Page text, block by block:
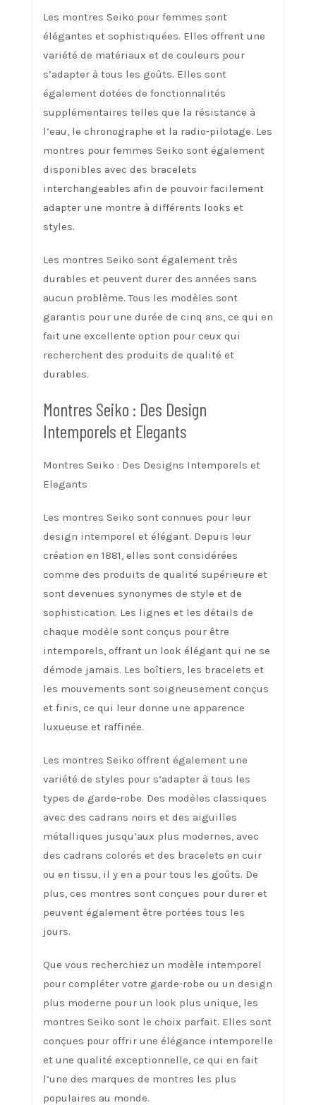
Les montres Seiko pour femmes sont
élégantes et sophistiquées. Elles offrent une
variété de matériaux et de couleurs pour
s’adapter à tous les goûts. Elles sont
également dotées de fonctionnalités
supplémentaires telles que la résistance à
l’eau, le chronographe et la radio-pilotage. Les
montres pour femmes Seiko sont également
disponibles avec des bracelets
interchangeables afin de pouvoir facilement
adapter une montre à différents looks et
styles.
Les montres Seiko sont également très
durables et peuvent durer des années sans
aucun problème. Tous les modèles sont
garantis pour une durée de cinq ans, ce qui en
fait une excellente option pour ceux qui
recherchent des produits de qualité et
durables.
Montres Seiko : Des Design
Intemporels et Elegants
Montres Seiko : Des Designs Intemporels et
Elegants
Les montres Seiko sont connues pour leur
design intemporel et élégant. Depuis leur
création en 1881, elles sont considérées
comme des produits de qualité supérieure et
sont devenues synonymes de style et de
sophistication. Les lignes et les détails de
chaque modèle sont conçus pour être
intemporels, offrant un look élégant qui ne se
démode jamais. Les boîtiers, les bracelets et
les mouvements sont soigneusement conçus
et finis, ce qui leur donne une apparence
luxueuse et raffinée.
Les montres Seiko offrent également une
variété de styles pour s’adapter à tous les
types de garde-robe. Des modèles classiques
avec des cadrans noirs et des aiguilles
métalliques jusqu’aux plus modernes, avec
des cadrans colorés et des bracelets en cuir
ou en tissu, il y en a pour tous les goûts. De
plus, ces montres sont conçues pour durer et
peuvent également être portées tous les
jours.
Que vous recherchiez un modèle intemporel
pour compléter votre garde-robe ou un design
plus moderne pour un look plus unique, les
montres Seiko sont le choix parfait. Elles sont
conçues pour offrir une élégance intemporelle
et une qualité exceptionnelle, ce qui en fait
l’une des marques de montres les plus
populaires au monde.